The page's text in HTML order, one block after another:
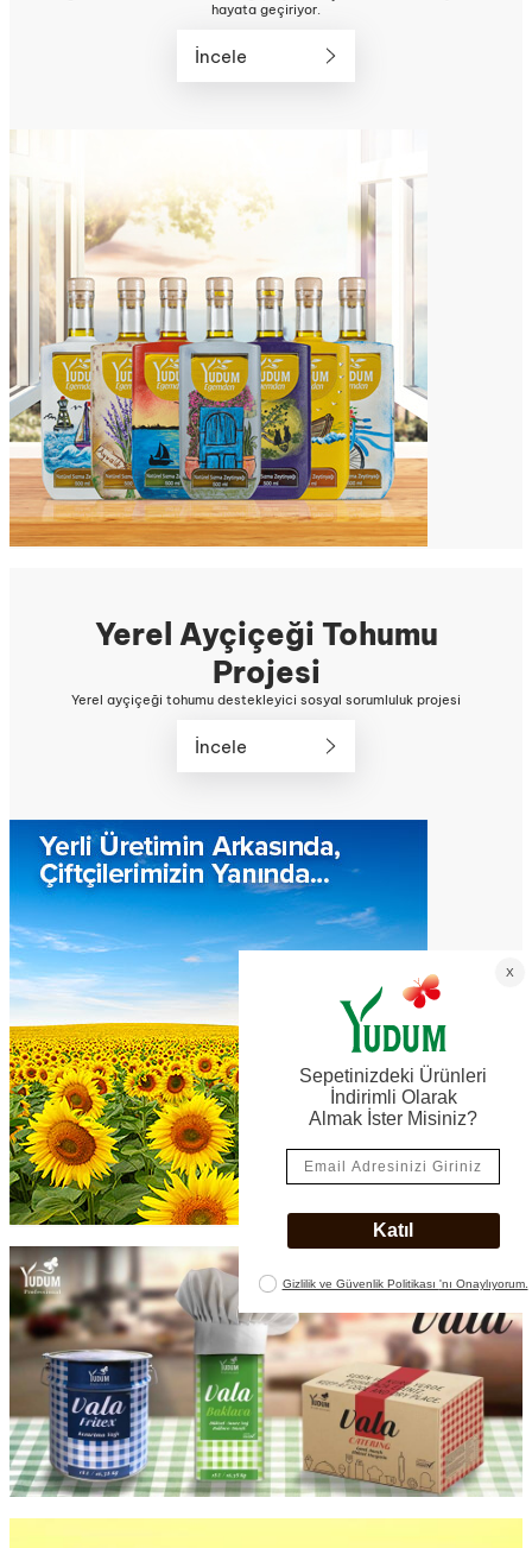
hayata geçiriyor.
İncele
Yerel Ayçiçeği Tohumu
Projesi
Yerel ayçiçeği tohumu destekleyici sosyal sorumluluk projesi
İncele